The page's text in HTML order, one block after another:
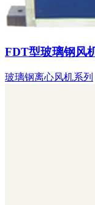
FDT型玻璃钢风
玻璃钢离心风机系列